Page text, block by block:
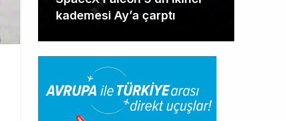
kademesi Ay’a çarptı